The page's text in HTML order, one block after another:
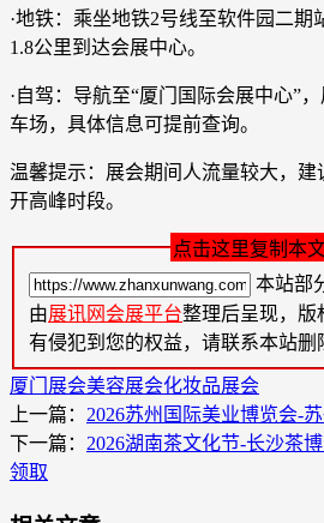
·地铁：乘坐地铁2号线至软件园二期
1.8公里到达会展中心。
·自驾：导航至“厦门国际会展中心”
车场，具体信息可提前查询。
温馨提示：展会期间人流量较大，建
开高峰时段。
点击这里复制本
本站部
由展讯网会展平台整理后呈现，版
有侵犯到您的权益，请联系本站删
厦门展会美容展会化妆品展会
上一篇： ​2026苏州国际美业博览会-
下一篇： 2026湖南茶文化节-长沙茶
领取